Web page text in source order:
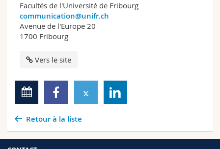
Facultés de l'Université de Fribourg
communication@unifr.ch
Avenue de l'Europe 20
1700 Fribourg
Vers le site
Retour à la liste